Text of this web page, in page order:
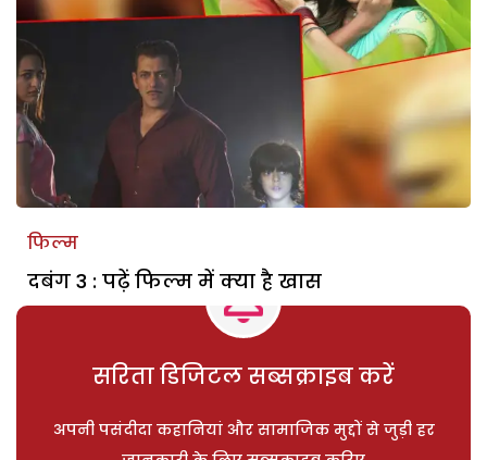
फिल्म
दबंग 3 : पढ़ें फिल्म में क्या है खास
सरिता डिजिटल सब्सक्राइब करें
अपनी पसंदीदा कहानियां और सामाजिक मुद्दों से जुड़ी हर